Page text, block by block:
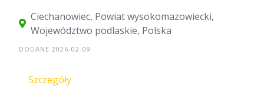
Ciechanowiec, Powiat wysokomazowiecki,
Województwo podlaskie, Polska
DODANE 2026-02-09
Szczegóły